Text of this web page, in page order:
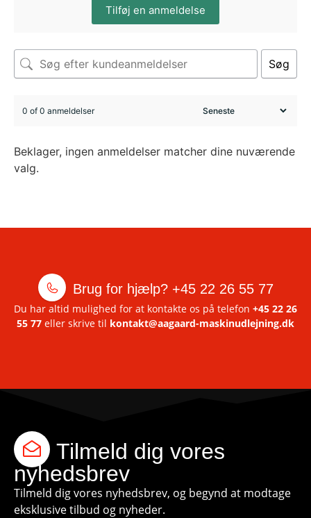
Tilføj en anmeldelse
Søg
0 of 0 anmeldelser
Beklager, ingen anmeldelser matcher dine nuværende
valg.
Brug for hjælp? +45 22 26 55 77
Du har altid mulighed for at kontakte os på telefon +45 22 26
55 77 eller skrive til kontakt@aagaard-maskinudlejning.dk
Tilmeld dig vores
nyhedsbrev
Tilmeld dig vores nyhedsbrev, og begynd at modtage
eksklusive tilbud og nyheder.